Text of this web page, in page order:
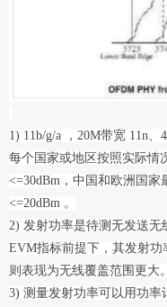
1) 11b/g/a ，20M带宽 11n
每个国家或地区按照实际情
<=30dBm，中国和欧洲国家
<=20dBm 。
2) 发射功率是待测无发送无
EVM指标前提下，其发射
则表现为无线覆盖范围更大。
3) 测量发射功率可以用功